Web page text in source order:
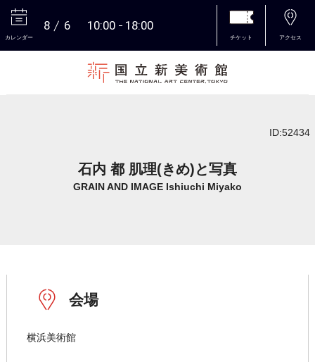
カレンダー
8 6 10:00 18:00
チケット アクセス
ID:52434
石内 都 肌理(きめ)と写真
GRAIN AND IMAGE Ishiuchi Miyako
会場
横浜美術館